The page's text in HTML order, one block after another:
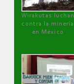
Wirakutas luchan
contra la minería
en México